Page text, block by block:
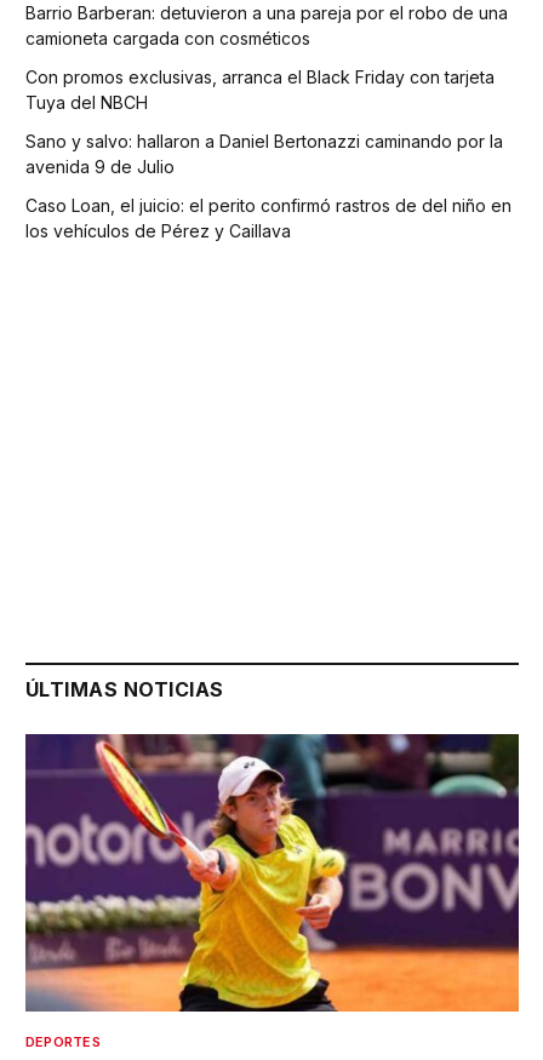
Barrio Barberan: detuvieron a una pareja por el robo de una
camioneta cargada con cosméticos
Con promos exclusivas, arranca el Black Friday con tarjeta
Tuya del NBCH
Sano y salvo: hallaron a Daniel Bertonazzi caminando por la
avenida 9 de Julio
Caso Loan, el juicio: el perito confirmó rastros de del niño en
los vehículos de Pérez y Caillava
ÚLTIMAS NOTICIAS
DEPORTES